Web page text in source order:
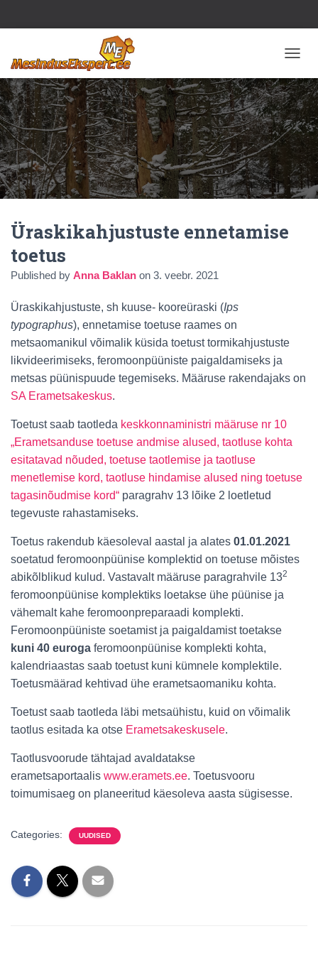
O
G
G
L
E
N
A
V
I
G
Üraskikahjustuste ennetamise
toetus
Published by Anna Baklan on 3. veebr. 2021
Üraskikahjustuste, sh kuuse- kooreüraski (Ips
typographus), ennetamise toetuse raames on
metsaomanikul võimalik küsida toetust tormikahjustuste
likvideerimiseks, feromoonpüüniste paigaldamiseks ja
metsas püünispuude tegemiseks. Määruse rakendajaks on
SA Erametsakeskus.
Toetust saab taotleda keskkonnaministri määruse nr 10
„Erametsanduse toetuse andmise alused, taotluse kohta
esitatavad nõuded, toetuse taotlemise ja taotluse
menetlemise kord, taotluse hindamise alused ning toetuse
tagasinõudmise kord“ paragrahv 13 lõike 2 loetletud
tegevuste rahastamiseks.
Toetus rakendub käesoleval aastal ja alates 01.01.2021
soetatud feromoonpüünise komplektid on toetuse mõistes
abikõlblikud kulud. Vastavalt määruse paragrahvile 132
feromoonpüünise komplektiks loetakse ühe püünise ja
vähemalt kahe feromoonpreparaadi komplekti.
Feromoonpüüniste soetamist ja paigaldamist toetakse
kuni 40 euroga feromoonpüünise komplekti kohta,
kalendriaastas saab toetust kuni kümnele komplektile.
Toetusmäärad kehtivad ühe erametsaomaniku kohta.
Toetust saab taotleda läbi metsaühistu, kuid on võimalik
taotlus esitada ka otse Erametsakeskusele.
Taotlusvoorude tähtajad avaldatakse
erametsaportaalis www.eramets.ee. Toetusvooru
toimumisaeg on planeeritud käesoleva aasta sügisesse.
Categories: UUDISED